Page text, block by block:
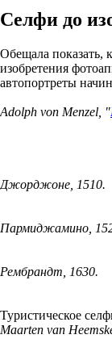
Селфи до
Обещала показать,
изобретения
автопортреты
Adolph von Menzel, "
Джорджоне, 1510.
Пармиджамино,
Рембрандт, 1630.
Туристическое
Maarten van